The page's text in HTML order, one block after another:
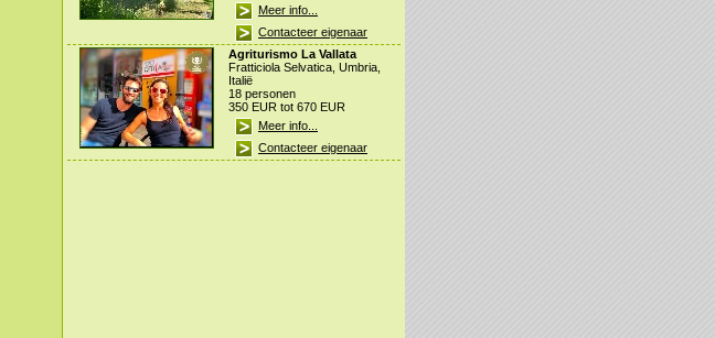
Meer info...
Contacteer eigenaar
Agriturismo La Vallata
Fratticiola Selvatica, Umbria,
Italië
18 personen
350 EUR tot 670 EUR
Meer info...
Contacteer eigenaar